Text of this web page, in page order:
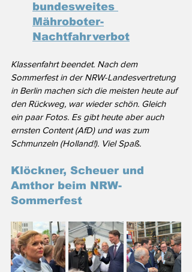
bundesweites
Mähroboter-
Nachtfahrverbot
Klassenfahrt beendet. Nach dem
Sommerfest in der NRW-Landesvertretung
in Berlin machen sich die meisten heute auf
den Rückweg, war wieder schön. Gleich
ein paar Fotos. Es gibt heute aber auch
ernsten Content (AfD) und was zum
Schmunzeln (Holland!). Viel Spaß.
Klöckner, Scheuer und
Amthor beim NRW-
Sommerfest